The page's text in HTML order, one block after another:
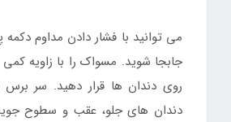
می توانید با فشار دادن مداوم دکمه
جابجا شوید. مسواک را با زاویه
روی دندان ها قرار دهید. سر برس
دندان های جلو، عقب و سطوح